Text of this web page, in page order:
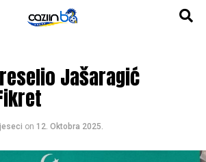
Jašaragić
on 12. Oktobra 2025.